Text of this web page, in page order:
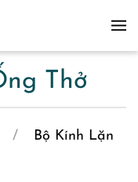
Thở
Bộ Kính Lặn